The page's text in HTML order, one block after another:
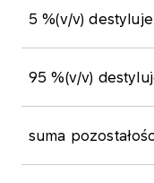
​5 %(v/v)
​95 %(v/v)
​suma